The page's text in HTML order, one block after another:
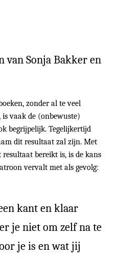
van Sonja Bakker en
zonder al te veel
vaak de (onbewuste)
begrijpelijk. Tegelijkertijd
dit resultaat zal zijn. Met
bereikt is, is de kans
vervalt met als gevolg:
kant en klaar
je niet om zelf na te
je is en wat jij